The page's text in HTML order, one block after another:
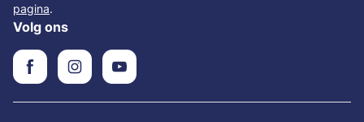
pagina.
Volg ons